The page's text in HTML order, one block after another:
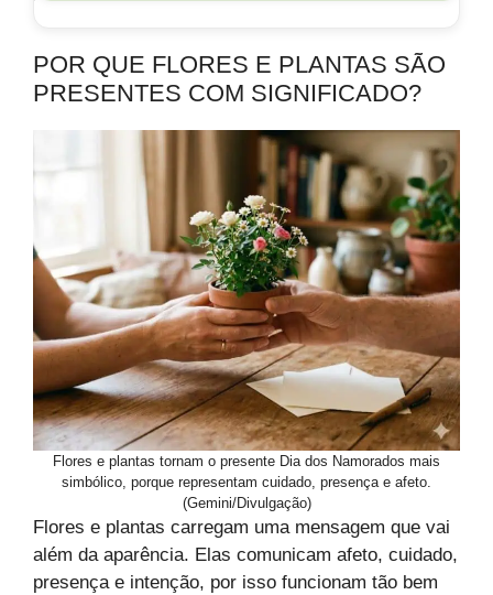
POR QUE FLORES E PLANTAS SÃO
PRESENTES COM SIGNIFICADO?
Flores e plantas tornam o presente Dia dos Namorados mais
simbólico, porque representam cuidado, presença e afeto.
(Gemini/Divulgação)
Flores e plantas carregam uma mensagem que vai
além da aparência. Elas comunicam afeto, cuidado,
presença e intenção, por isso funcionam tão bem